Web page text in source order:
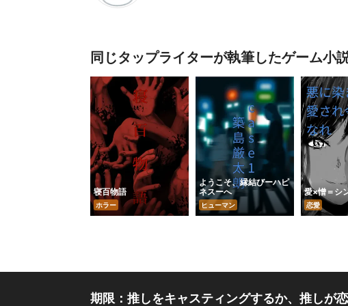
同じタップライターが執筆したゲーム小
寝百物語
ホラー
ようこそ、縁結びーハピ
ネスーへ
ヒューマン
愛×憎＝シ
恋愛
期限：推しをキャスティングするか、推しが